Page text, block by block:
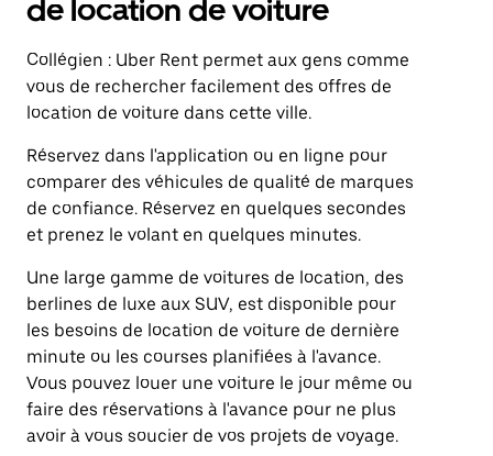
de location de voiture
Collégien : Uber Rent permet aux gens comme
vous de rechercher facilement des offres de
location de voiture dans cette ville.
Réservez dans l'application ou en ligne pour
comparer des véhicules de qualité de marques
de confiance. Réservez en quelques secondes
et prenez le volant en quelques minutes.
Une large gamme de voitures de location, des
berlines de luxe aux SUV, est disponible pour
les besoins de location de voiture de dernière
minute ou les courses planifiées à l'avance.
Vous pouvez louer une voiture le jour même ou
faire des réservations à l'avance pour ne plus
avoir à vous soucier de vos projets de voyage.